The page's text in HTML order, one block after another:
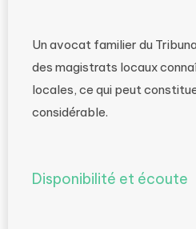
Un avocat familier du
des magistrats locaux
locales, ce qui peut
considérable.
Disponibilité et écoute